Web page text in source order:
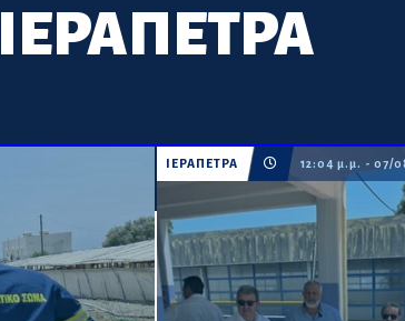
ΙΕΡΑΠΕΤΡΑ
ΙΕΡΑΠΕΤΡΑ 12:04 μ.μ. - 07/